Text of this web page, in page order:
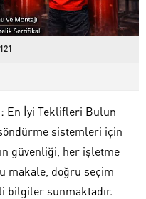
121
En İyi Teklifleri Bulun
söndürme sistemleri için
güvenliği, her işletme
makale, doğru seçim
bilgiler sunmaktadır.